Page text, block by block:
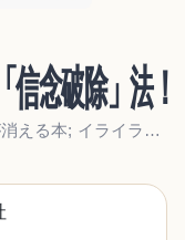
念破除」法！
いつでもどこでも3分で心のブロックが消える本; イライラがなくなる! 本当の願いがかなう!